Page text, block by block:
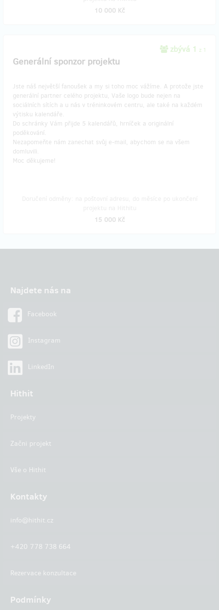
10 000 Kč
zbývá 1 z 1
Generální sponzor projektu
Jste náš největší fanoušek a my si toho moc vážíme. A protože jste
generální partner celého projektu, Vaše logo bude nejen na
sociálních sítích a u nás v tréninkovém centru, ale také na každém
výtisku kalendáře.
Do schránky Vám přijde 5 kalendářů, hrníček a originální
poděkování.
Nezapomeňte nám zanechat svůj e-mail, abychom se na všem
domluvili.
Moc děkujeme!
15 000 Kč
Najdete nás na
Facebook
Instagram
LinkedIn
Hithit
Projekty
Začni projekt
Vše o Hithit
Kontakty
info@hithit.cz
+420 778 738 664
Rezervace konzultace
Podmínky